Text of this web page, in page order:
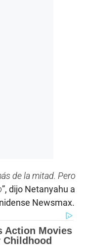
de la mitad. Pero
”, dijo Netanyahu a
Newsmax.